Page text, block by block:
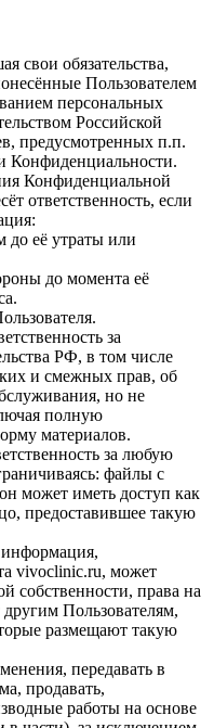
свои обязательства,
Пользователем
персональных
Российской
предусмотренных п.п.
Конфиденциальности.
Конфиденциальной
ответственность, если
до её утраты или
до момента её
за
РФ, в том числе
и смежных прав, об
но не
полную
материалов.
за любую
файлы с
может иметь доступ как
предоставившее такую
информация,
vivoclinic.ru, может
собственности, права на
Пользователям,
размещают такую
передавать в
продавать,
работы на основе